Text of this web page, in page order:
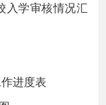
学审核情况汇
进度表